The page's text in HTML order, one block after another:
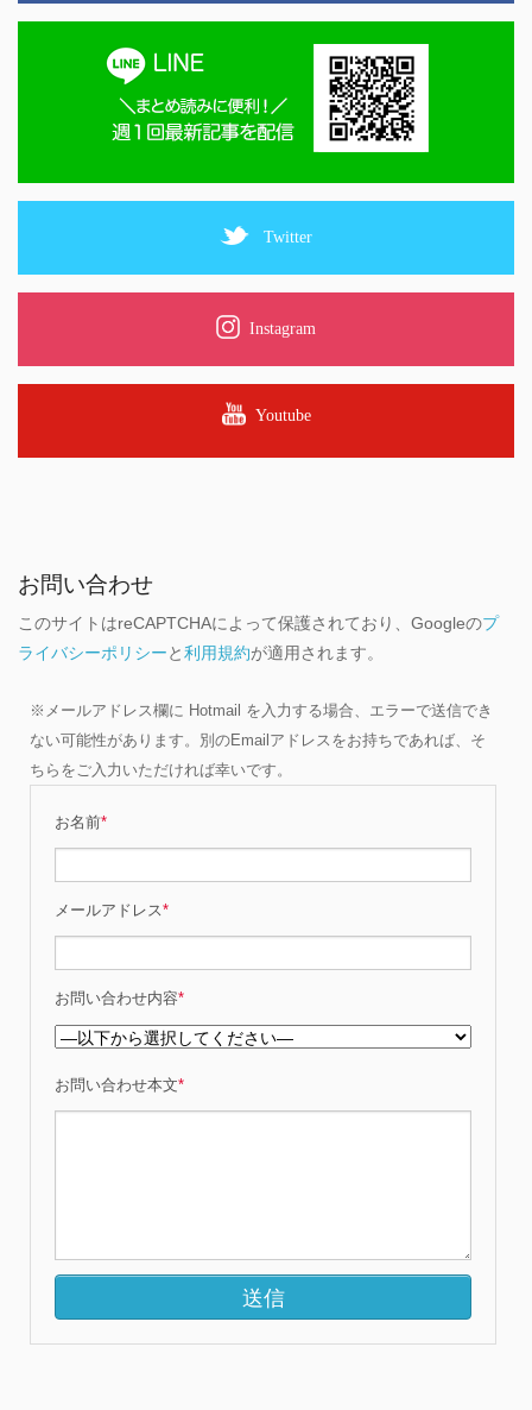
Twitter
Instagram
Youtube
お問い合わせ
このサイトはreCAPTCHAによって保護されており、Googleのプ
ライバシーポリシーと利用規約が適用されます。
※メールアドレス欄に Hotmail を入力する場合、エラーで送信でき
ない可能性があります。別のEmailアドレスをお持ちであれば、そ
ちらをご入力いただければ幸いです。
お名前*
メールアドレス*
お問い合わせ内容*
お問い合わせ本文*